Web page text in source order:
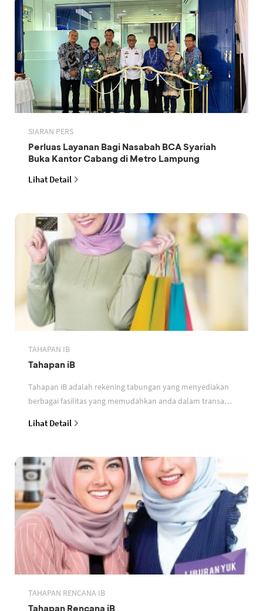
SIARAN PERS
Perluas Layanan Bagi Nasabah BCA Syariah
Buka Kantor Cabang di Metro Lampung
Lihat Detail
TAHAPAN IB
Tahapan iB
Tahapan iB adalah rekening tabungan yang menyediakan
berbagai fasilitas yang memudahkan anda dalam transaksi
Lihat Detail
TAHAPAN RENCANA IB
Tahapan Rencana iB